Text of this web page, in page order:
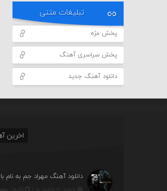
تبلیغات متنی
پخش مژه
پخش سراسری آهنگ
دانلود آهنگ جدید
اخرین
دانلود آهنگ مهراد جم به نام
بازدید : ۰ بازدید بار / تاریخ : جمعه ۱۶ مرداد